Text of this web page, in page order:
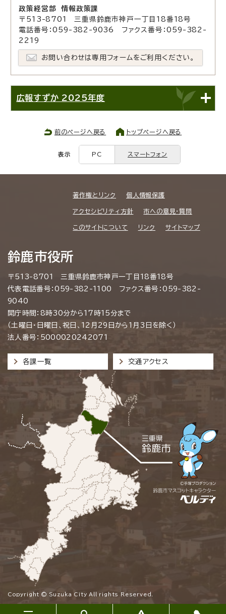
政策経営部 情報政策課
〒513-8701 三重県鈴鹿市神戸一丁目18番18号
電話番号：059-382-9036 ファクス番号：059-382-
2219
お問い合わせは専用フォームをご利用ください。
広報すずか 2025年度
前のページへ戻る トップページへ戻る
表示 PC スマートフォン
著作権とリンク 個人情報保護
アクセシビリティ方針 市への意見・質問
このサイトについて リンク サイトマップ
鈴鹿市役所
〒513-8701 三重県鈴鹿市神戸一丁目18番18号
代表電話番号：059-382-1100 ファクス番号：059-382-
9040
開庁時間：8時30分から17時15分まで
（土曜日・日曜日、祝日、12月29日から1月3日を除く）
法人番号：5000020242071
各課一覧 交通アクセス
Copyright © Suzuka City All rights Reserved.